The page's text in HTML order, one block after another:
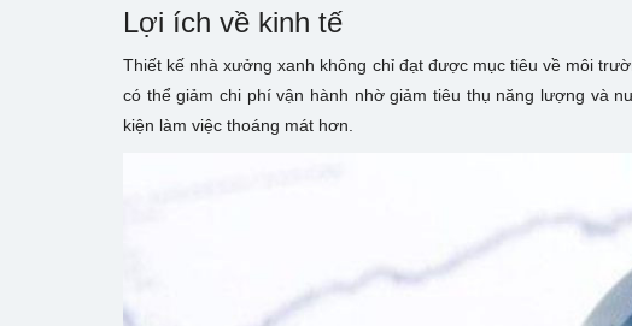
Lợi ích về kinh tế
Thiết kế nhà xưởng xanh không chỉ đạt được mục tiêu về môi
có thể giảm chi phí vận hành nhờ giảm tiêu thụ năng lượng và
kiện làm việc thoáng mát hơn.